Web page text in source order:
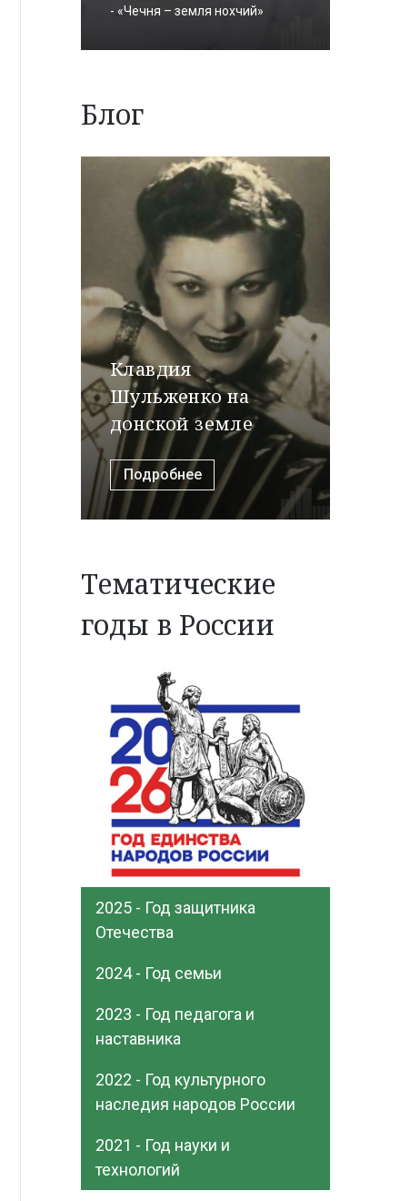
- «Чечня – земля нохчий»
Блог
Клавдия
Шульженко на
донской земле
Подробнее
Тематические
годы в России
2025 - Год защитника
Отечества
2024 - Год семьи
2023 - Год педагога и
наставника
2022 - Год культурного
наследия народов России
2021 - Год науки и
технологий